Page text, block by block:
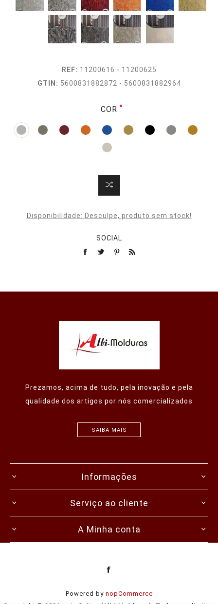
REF: 11200616 - 11200625
GTIN: 5600831882872 - 5600831882964
COR
Disponibilidade: Desculpe, produto sem stock!
SOCIAL
Prezamos, acima de tudo, pela inovação e pela
qualidade dos artigos por nós comercializados
SAIBA MAIS
Informações
Serviço ao cliente
A Minha conta
Powered by nopCommerce